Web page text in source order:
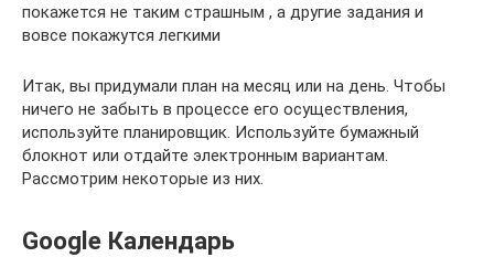
покажется не таким страшным , а другие задания и
вовсе покажутся легкими
Итак, вы придумали план на месяц или на день. Чтобы
ничего не забыть в процессе его осуществления,
используйте планировщик. Используйте бумажный
блокнот или отдайте электронным вариантам.
Рассмотрим некоторые из них.
Google Календарь